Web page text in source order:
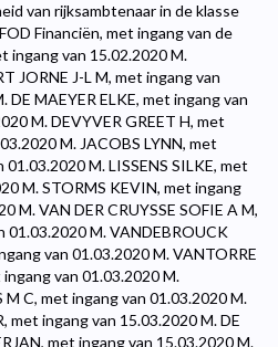
van rijksambtenaar in de klasse
Financiën, met ingang van de
ingang van 15.02.2020 M.
JORNE J-L M, met ingang van
MAEYER ELKE, met ingang van
M. DEVYVER GREET H, met
M. JACOBS LYNN, met
M. LISSENS SILKE, met
M. STORMS KEVIN, met ingang
M. VAN DER CRUYSSE SOFIE A M,
01.03.2020 M. VANDEBROUCK
van 01.03.2020 M. VANTORRE
van 01.03.2020 M.
C, met ingang van 01.03.2020 M.
met ingang van 15.03.2020 M. DE
met ingang van 15.03.2020 M.